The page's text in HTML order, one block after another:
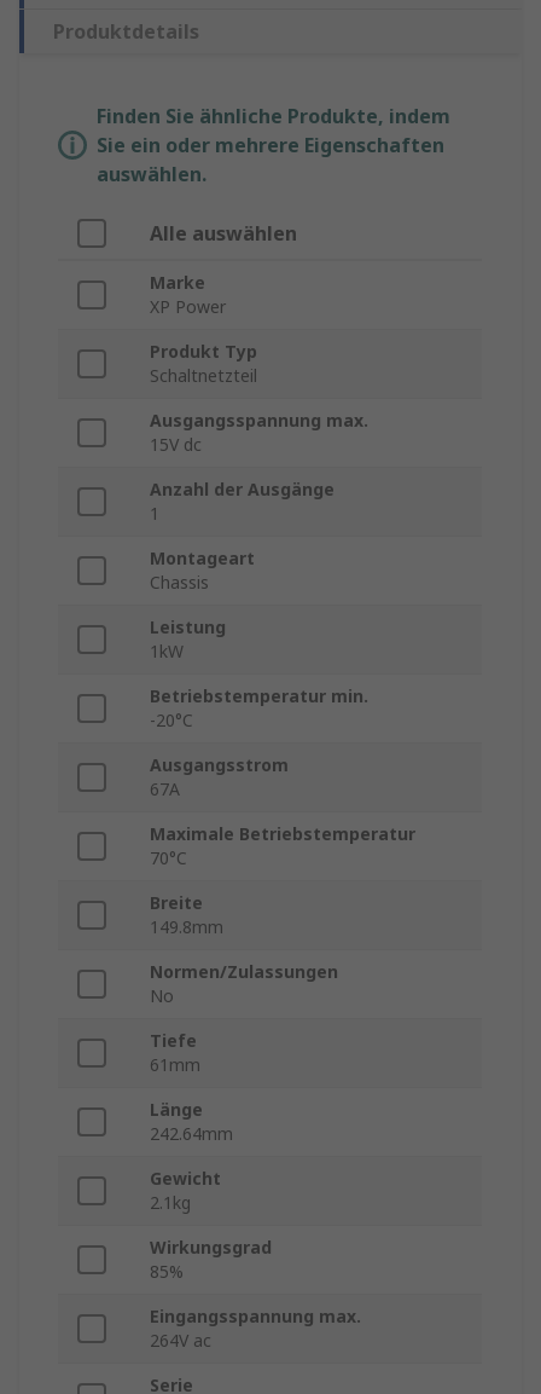
Produktdetails
Finden Sie ähnliche Produkte, indem
Sie ein oder mehrere Eigenschaften
auswählen.
Alle auswählen
Marke
XP Power
Produkt Typ
Schaltnetzteil
Ausgangsspannung max.
15V dc
Anzahl der Ausgänge
1
Montageart
Chassis
Leistung
1kW
Betriebstemperatur min.
-20°C
Ausgangsstrom
67A
Maximale Betriebstemperatur
70°C
Breite
149.8mm
Normen/Zulassungen
No
Tiefe
61mm
Länge
242.64mm
Gewicht
2.1kg
Wirkungsgrad
85%
Eingangsspannung max.
264V ac
Serie